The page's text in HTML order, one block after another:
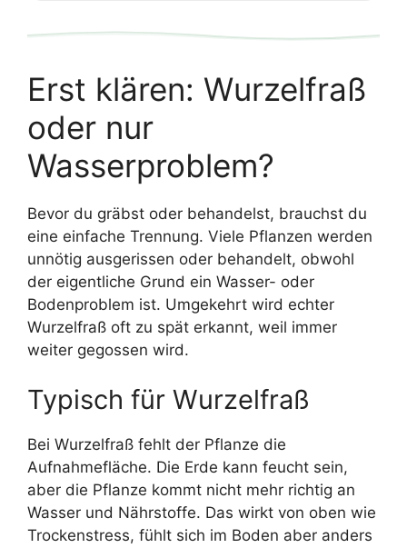
Erst klären: Wurzelfraß
oder nur
Wasserproblem?
Bevor du gräbst oder behandelst, brauchst du
eine einfache Trennung. Viele Pflanzen werden
unnötig ausgerissen oder behandelt, obwohl
der eigentliche Grund ein Wasser- oder
Bodenproblem ist. Umgekehrt wird echter
Wurzelfraß oft zu spät erkannt, weil immer
weiter gegossen wird.
Typisch für Wurzelfraß
Bei Wurzelfraß fehlt der Pflanze die
Aufnahmefläche. Die Erde kann feucht sein,
aber die Pflanze kommt nicht mehr richtig an
Wasser und Nährstoffe. Das wirkt von oben wie
Trockenstress, fühlt sich im Boden aber anders